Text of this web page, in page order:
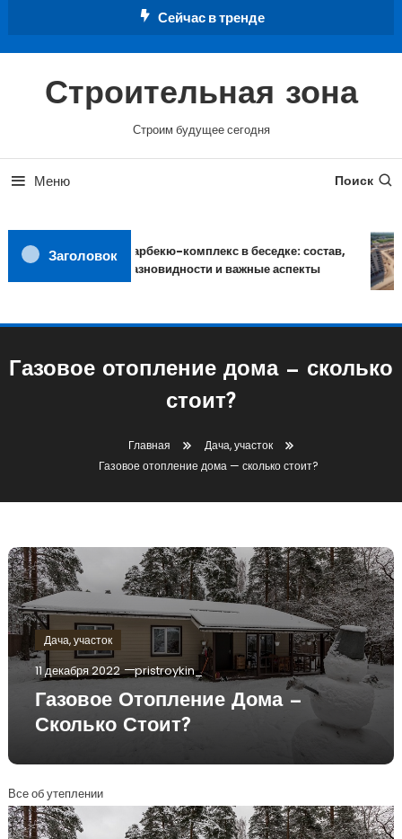
Сейчас в тренде
Строительная зона
Строим будущее сегодня
Меню Поиск
ЗаголовокБарбекю-комплекс в беседке: состав,
разновидности и важные аспекты
Газовое отопление дома — сколько
стоит?
Главная
Дача, участок
Газовое отопление дома — сколько стоит?
Дача, участок
11 декабря 2022 pristroykin_
Газовое Отопление Дома —
Сколько Стоит?
Все об утеплении